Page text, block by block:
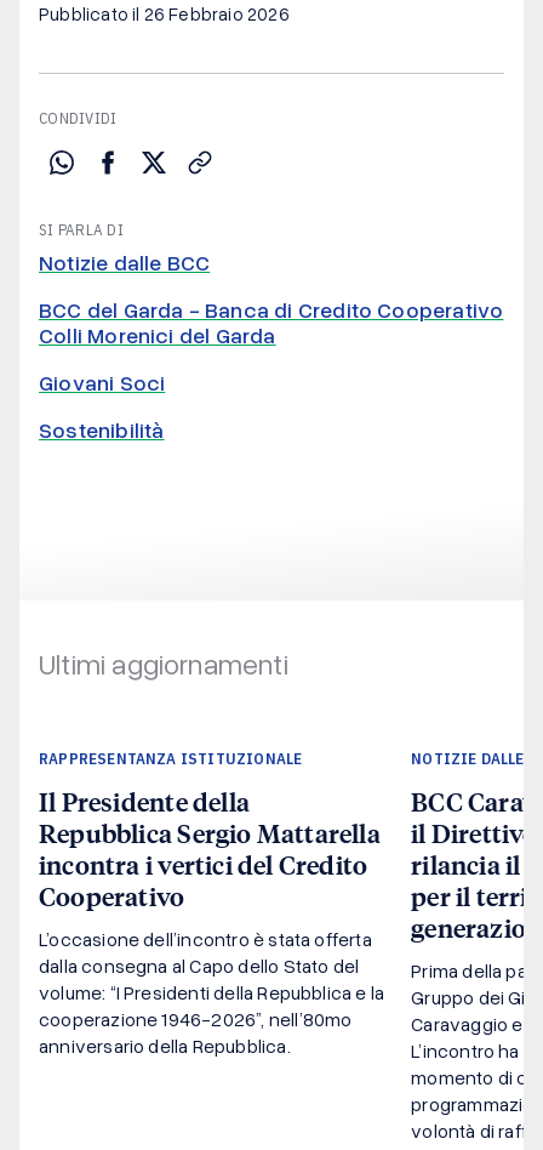
Pubblicato il 26 Febbraio 2026
CONDIVIDI
SI PARLA DI
Notizie dalle BCC
BCC del Garda - Banca di Credito Cooperativo
Colli Morenici del Garda
Giovani Soci
Sostenibilità
Ultimi aggiornamenti
RAPPRESENTANZA ISTITUZIONALE
Il Presidente della
Repubblica Sergio Mattarella
incontra i vertici del Credito
Cooperativo
L’occasione dell’incontro è stata offerta
dalla consegna al Capo dello Stato del
volume: “I Presidenti della Repubblica e la
cooperazione 1946-2026”, nell’80mo
anniversario della Repubblica.
NOTIZIE DALLE
BCC
il Direttivo
rilancia il
per il
Prima della
Gruppo dei
Caravaggio e
L’incontro ha
momento di
volontà di